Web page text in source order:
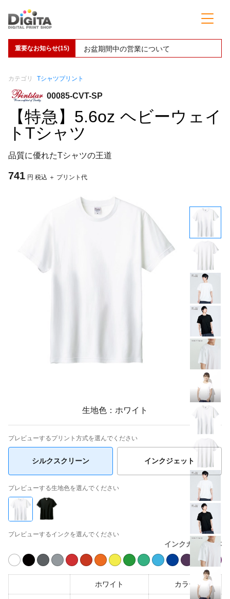
重要なお知らせ(15) お盆期間中の営業について
カテゴリ Tシャツプリント
00085-CVT-SP
【特急】5.6oz ヘビーウェイ
トTシャツ
品質に優れたTシャツの王道
741 円 税込 ＋ プリント代
生地色：ホワイト
プレビューするプリント方式を選んでください
シルクスクリーン インクジェット
プレビューする生地色を選んでください
プレビューするインクを選んでください
インクカラー見本
ホワイト カラー